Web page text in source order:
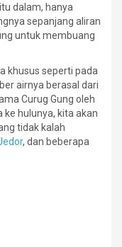
dalam, hanya
sepanjang aliran
untuk membuang
khusus seperti pada
airnya berasal dari
Curug Gung oleh
hulunya, kita akan
tidak kalah
, dan beberapa